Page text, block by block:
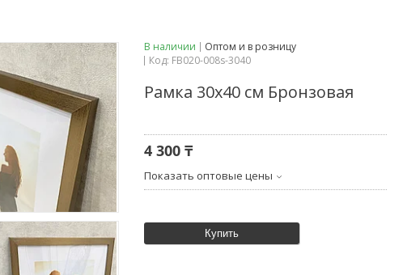
В наличии
Оптом и в розницу
Код: FB020-008s-3040
Рамка 30х40 см Бронзовая
4 300 ₸
Показать оптовые цены
Купить